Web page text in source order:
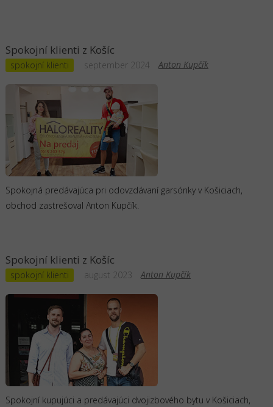
Spokojní klienti z Košíc
spokojní klienti Anton Kupčík
september 2024
Spokojná predávajúca pri odovzdávaní garsónky v Košiciach,
obchod zastrešoval Anton Kupčík.
Spokojní klienti z Košíc
spokojní klienti Anton Kupčík
august 2023
Spokojní kupujúci a predávajúci dvojizbového bytu v Košiciach,